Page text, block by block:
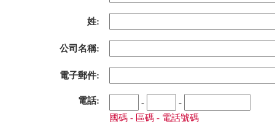
姓:
公司名稱:
電子郵件:
電話: -
-
國碼 - 區碼 - 電話號碼